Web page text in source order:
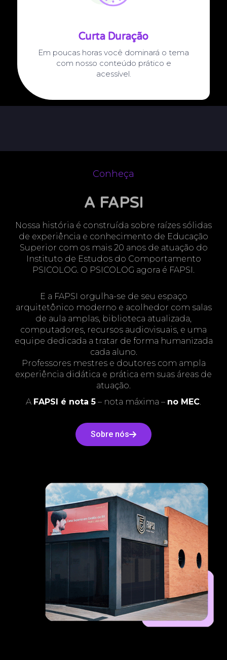
Curta Duração
Em poucas horas você dominará o tema
com nosso conteúdo prático e
acessível.
Conheça
A FAPSI
Nossa história é construída sobre raízes sólidas
de experiência e conhecimento de Educação
Superior com os mais 20 anos de atuação do
Instituto de Estudos do Comportamento
PSICOLOG. O PSICOLOG agora é FAPSI.
E a FAPSI orgulha-se de seu espaço
arquitetônico moderno e acolhedor com salas
de aula amplas, biblioteca atualizada,
computadores, recursos audiovisuais, e uma
equipe dedicada a tratar de forma humanizada
cada aluno.
Professores mestres e doutores com ampla
experiência didática e prática em suas áreas de
atuação.
A FAPSI é nota 5 – nota máxima – no MEC.
Sobre nós